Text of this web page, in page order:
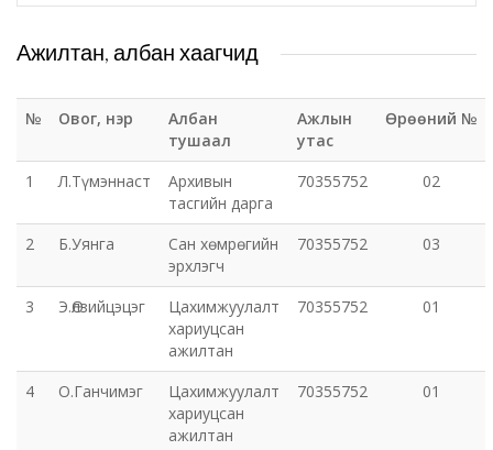
Авто тээврийн төв
Мал эмнэлгийн газар
Хүнс, хөдөө аж ахуйн газар
Баян-Өндөр сумын ЗДТГ
Жаргалант сумын ЗДТГ
Орхон аймгийн Иргэний хэргийн давж заалдах
Орхон аймгийн Эрүүгийн хэргийн давж заалдах
Ажилтан, албан хаагчид
№ Овог, нэр
Албан
тушаал
Ажлын
утас
Өрөөний №
1 Л.Түмэннаст
Архивын
тасгийн дарга
70355752 02
2 Б.Уянга
Сан хөмрөгийн
эрхлэгч
70355752 03
3 Э.Өлзийцэцэг
Цахимжуулалт
хариуцсан
ажилтан
70355752 01
4 О.Ганчимэг
Цахимжуулалт
хариуцсан
ажилтан
70355752 01